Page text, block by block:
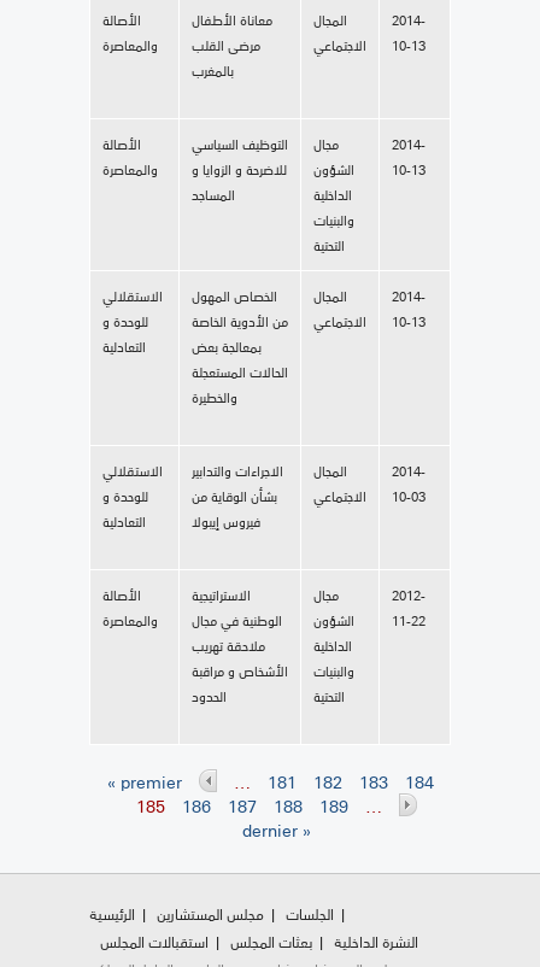
الأصالة
والمعاصرة
معاناة الأطفال
مرضى القلب
بالمغرب
المجال
الاجتماعي
2014-
10-13
الأصالة
والمعاصرة
التوظيف السياسي
للاضرحة و الزوايا و
المساجد
مجال
الشؤون
الداخلية
والبنيات
التحتية
2014-
10-13
الاستقلالي
للوحدة و
التعادلية
الخصاص المهول
من الأدوية الخاصة
بمعالجة بعض
الحالات المستعجلة
والخطيرة
المجال
الاجتماعي
2014-
10-13
الاستقلالي
للوحدة و
التعادلية
الاجراءات والتدابير
بشأن الوقاية من
فيروس إيبولا
المجال
الاجتماعي
2014-
10-03
الأصالة
والمعاصرة
الاستراتيجية
الوطنية في مجال
ملاحقة تهريب
الأشخاص و مراقبة
مجال
الشؤون
الداخلية
والبنيات
التحتية
2012-
11-22
Pages
« premier … 181 182 183 184
185 186 187 188 189 …
dernier »
الرئيسية مجلس المستشارين
الجلسات
استقبالات المجلس
بعثات المجلس
النشرة الداخلية